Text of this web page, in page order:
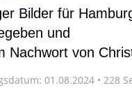
Bilder für
und
Nachwort von
01.08.2024 • 228